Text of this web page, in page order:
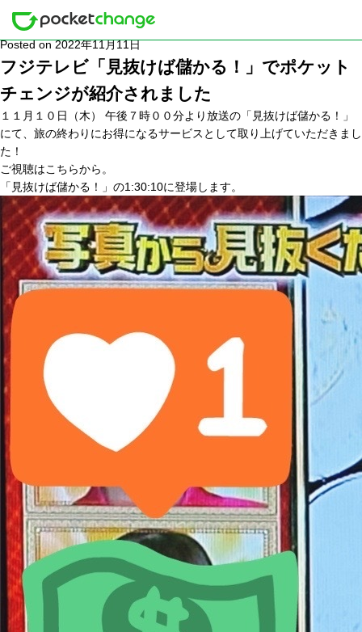
タグ: 空港
Posted on 2022年11月11日
フジテレビ「見抜けば儲かる！」でポケット
チェンジが紹介されました
１１月１０日（木） 午後７時００分より放送の「見抜けば儲かる！」
にて、旅の終わりにお得になるサービスとして取り上げていただきまし
た！
ご視聴はこちらから。
「見抜けば儲かる！」の1:30:10に登場します。